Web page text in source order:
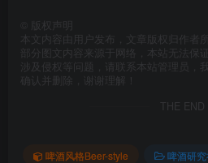
版权声明
本文内容由用户发布，文章版权归作者
部分图文内容来源于网络，本站无法保
涉及侵权等问题，请联系本站管理员，
确认并删除，谢谢理解！
THE END
啤酒风格Beer-style 啤酒研